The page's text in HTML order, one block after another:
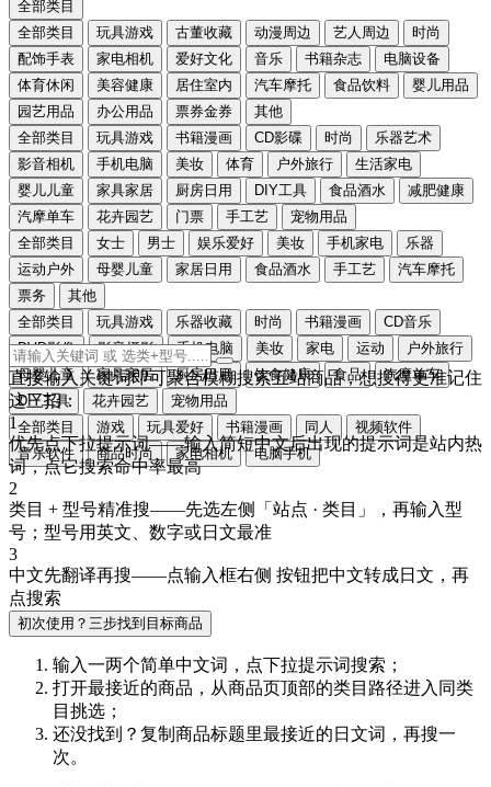
全部类目
全部类目
玩具游戏 古董收藏 动漫周边 艺人周边
时尚
配饰手表
家电相机 爱好文化 音乐 书籍杂志
电脑设备
体育休闲
美容健康 居住室内 汽车摩托 食品饮料
婴儿用品
园艺用品
办公用品 票券金券
其他
全部类目
玩具游戏 书籍漫画 CD影碟 时尚
乐器艺术
影音相机
手机电脑 美妆 体育 户外旅行
生活家电
婴儿儿童
家具家居 厨房日用 DIY工具 食品酒水
减肥健康
汽摩单车
花卉园艺 门票 手工艺
宠物用品
全部类目
女士 男士 娱乐爱好 美妆 手机家电
乐器
运动户外
母婴儿童 家居日用 食品酒水 手工艺
汽车摩托
票务
其他
全部类目
玩具游戏 乐器收藏 时尚 书籍漫画
CD音乐
DVD影像
影音摄影 手机电脑 美妆 家电 运动
户外旅行
母婴儿童
家具家居 厨房日用 饮食健康 食品
汽摩单车
DIY工具
花卉园艺
宠物用品
全部类目
游戏 玩具爱好 书籍漫画 同人
视频软件
音乐软件
商品时尚 家电相机 电脑手机
直接输入关键词即可聚合模糊搜索五站商品，想搜得更准记住
这三招：
1
优先点下拉提示词——输入简短中文后出现的提示词是站内热
词，点它搜索命中率最高
2
类目 + 型号精准搜——先选左侧「站点 · 类目」，再输入型
号；型号用英文、数字或日文最准
3
中文先翻译再搜——点输入框右侧 按钮把中文转成日文 ，再
点搜索
初次使用？三步找到目标商品
输入一两个简单中文词，点下拉提示词搜索；
打开最接近的商品，从商品页顶部的类目路径进入同类
目挑选；
还没找到？复制商品标题里最接近的 日文词 ，再搜一
次。